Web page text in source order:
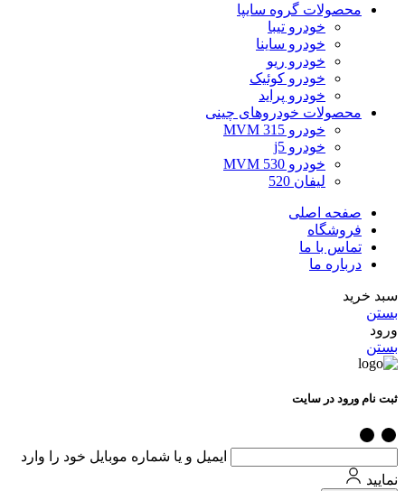
محصولات گروه سایپا
خودرو تیبا
خودرو ساینا
خودرو ریو
خودرو کوئیک
خودرو پراید
محصولات خودروهای چینی
خودرو MVM 315
خودرو j5
خودرو MVM 530
لیفان 520
صفحه اصلی
فروشگاه
تماس با ما
درباره ما
سبد خرید
بستن
ورود
بستن
ثبت نام ورود در سایت
ایمیل و یا شماره موبایل خود را وارد
نمایید